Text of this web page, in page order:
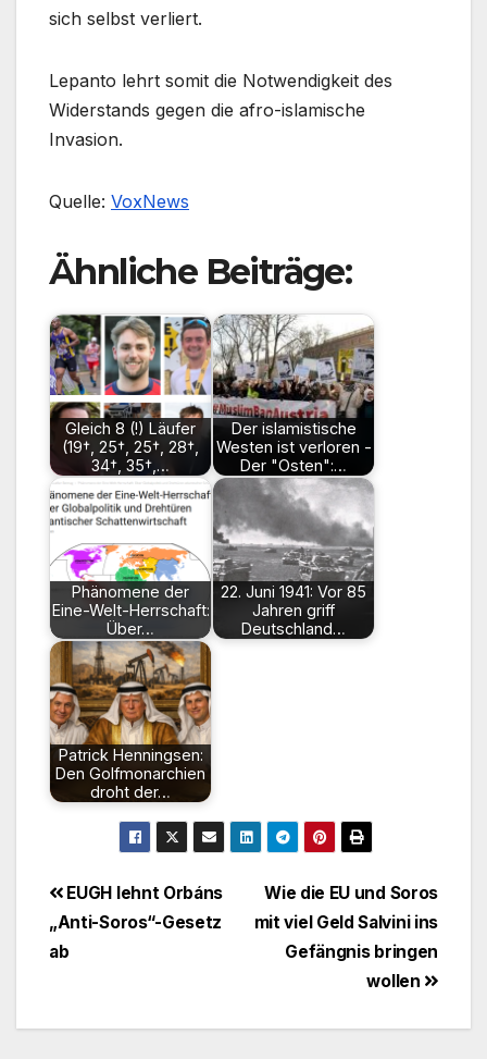
sich selbst verliert.
Lepanto lehrt somit die Notwendigkeit des
Widerstands gegen die afro-islamische
Invasion.
Quelle: VoxNews
Ähnliche Beiträge:
Gleich 8 (!) Läufer
(19†, 25†, 25†, 28†,
34†, 35†,…
Der islamistische
Westen ist verloren -
Der "Osten":…
Phänomene der
Eine-Welt-Herrschaft:
Über…
22. Juni 1941: Vor 85
Jahren griff
Deutschland…
Patrick Henningsen:
Den Golfmonarchien
droht der…
Beitragsnavigation
Wie die EU und Soros
mit viel Geld Salvini ins
Gefängnis bringen
wollen
EUGH lehnt Orbáns
„Anti-Soros“-Gesetz
ab